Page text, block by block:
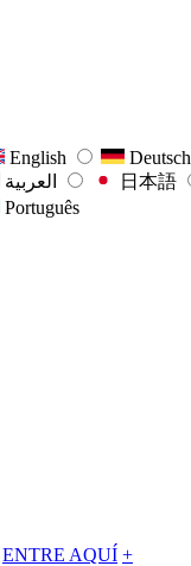
English Deutsch
日本語
Português
ENTRE AQUÍ +